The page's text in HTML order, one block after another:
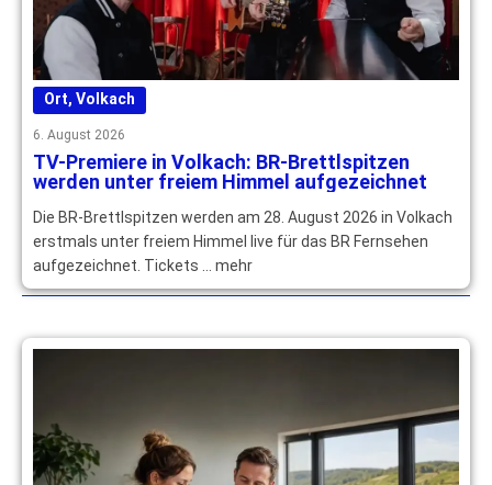
Ort, Volkach
6. August 2026
TV-Premiere in Volkach: BR-Brettlspitzen
werden unter freiem Himmel aufgezeichnet
Die BR-Brettlspitzen werden am 28. August 2026 in Volkach
erstmals unter freiem Himmel live für das BR Fernsehen
aufgezeichnet. Tickets … mehr